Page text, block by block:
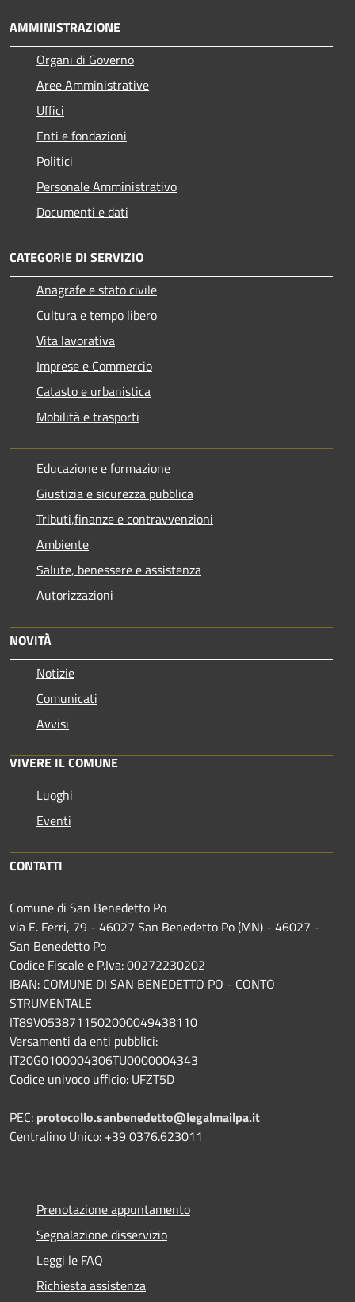
AMMINISTRAZIONE
Organi di Governo
Aree Amministrative
Uffici
Enti e fondazioni
Politici
Personale Amministrativo
Documenti e dati
CATEGORIE DI SERVIZIO
Anagrafe e stato civile
Cultura e tempo libero
Vita lavorativa
Imprese e Commercio
Catasto e urbanistica
Mobilità e trasporti
Educazione e formazione
Giustizia e sicurezza pubblica
Tributi,finanze e contravvenzioni
Ambiente
Salute, benessere e assistenza
Autorizzazioni
NOVITÀ
Notizie
Comunicati
Avvisi
VIVERE IL COMUNE
Luoghi
Eventi
CONTATTI
Comune di San Benedetto Po
via E. Ferri, 79 - 46027 San Benedetto Po (MN) - 46027 -
San Benedetto Po
Codice Fiscale e P.Iva: 00272230202
IBAN: COMUNE DI SAN BENEDETTO PO - CONTO
STRUMENTALE
IT89V0538711502000049438110
Versamenti da enti pubblici:
IT20G0100004306TU0000004343
Codice univoco ufficio: UFZT5D
PEC: protocollo.sanbenedetto@legalmailpa.it
Centralino Unico: +39 0376.623011
Prenotazione appuntamento
Segnalazione disservizio
Leggi le FAQ
Richiesta assistenza